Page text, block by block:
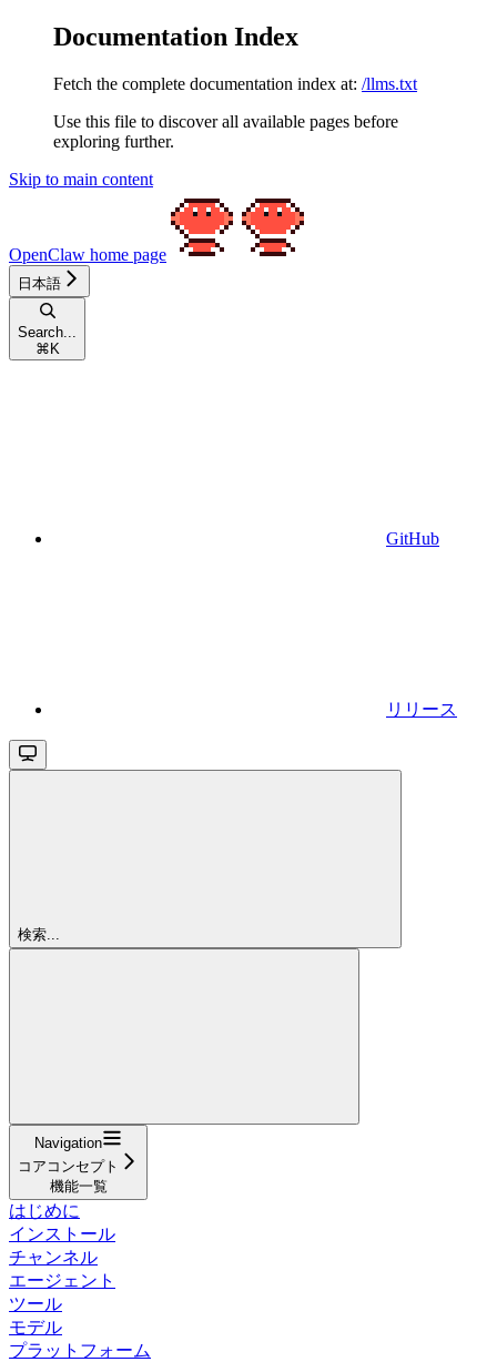
Documentation Index
Fetch the complete documentation index at: /llms.txt
Use this file to discover all available pages before
exploring further.
Skip to main content
OpenClaw home page
日本語
Search...
⌘ K
GitHub
リリース
検索...
Navigation
コアコンセプト
機能一覧
はじめに
インストール
チャンネル
エージェント
ツール
モデル
プラットフォーム